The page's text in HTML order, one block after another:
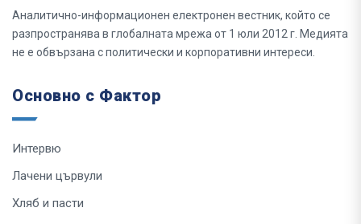
Аналитично-информационен електронен вестник, който се
разпространява в глобалната мрежа от 1 юли 2012 г. Медията
не е обвързана с политически и корпоративни интереси.
Основно с Фактор
Интервю
Лачени цървули
Хляб и пасти